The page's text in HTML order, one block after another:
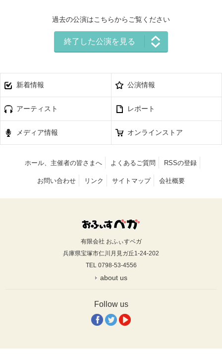
過去の公演はこちらからご覧ください
終了した公演を見る
新着情報 公演情報
アーティスト レポート
メディア情報 オンラインストア
ホール、主催者の皆さまへ よくあるご質問 RSSの登録
お問い合わせ リンク サイトマップ 会社概要
有限会社 おふぃすベガ
兵庫県宝塚市仁川月見ガ丘1-24-202
TEL 0798-53-4556
about us
Follow us